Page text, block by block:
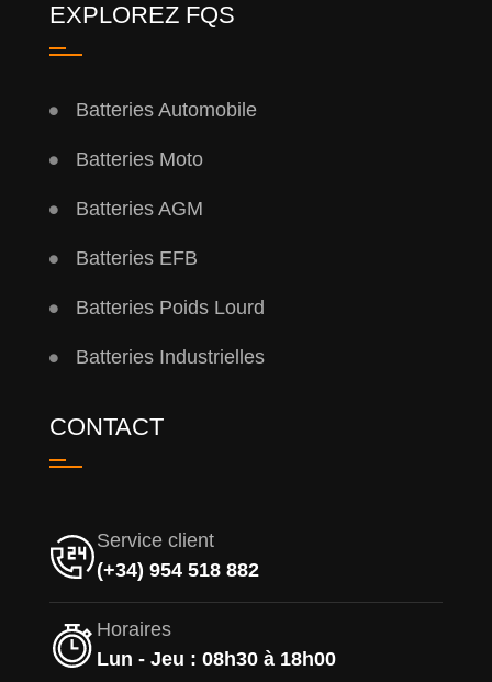
EXPLOREZ FQS
Batteries Automobile
Batteries Moto
Batteries AGM
Batteries EFB
Batteries Poids Lourd
Batteries Industrielles
CONTACT
Service client
(+34) 954 518 882
Horaires
Lun - Jeu : 08h30 à 18h00